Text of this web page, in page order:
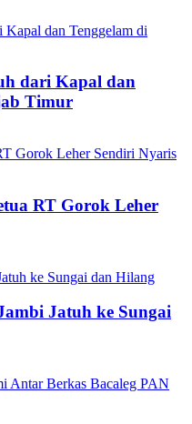
dari Kapal dan
Timur
RT Gorok Leher
Jatuh ke Sungai